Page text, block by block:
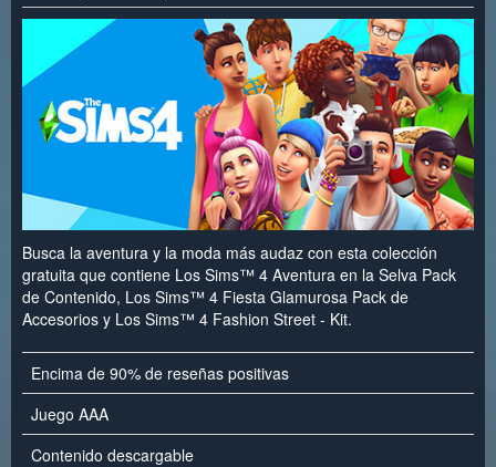
Busca la aventura y la moda más audaz con esta colección
gratuita que contiene Los Sims™ 4 Aventura en la Selva Pack
de Contenido, Los Sims™ 4 Fiesta Glamurosa Pack de
Accesorios y Los Sims™ 4 Fashion Street - Kit.
Encima de 90% de reseñas positivas
Juego AAA
Contenido descargable